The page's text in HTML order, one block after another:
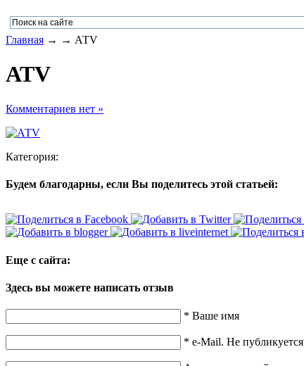
Главная → → АТV
АТV
Комментариев нет »
Категория:
Будем благодарны, если Вы поделитесь этой статьей:
Еще с сайта:
Здесь вы можете написать отзыв
* Ваше имя
* e-Mail. Не публикуется